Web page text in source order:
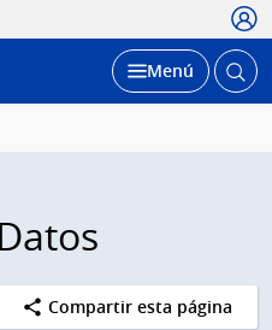
Desplegar
Menú Abrir
Compartir esta página